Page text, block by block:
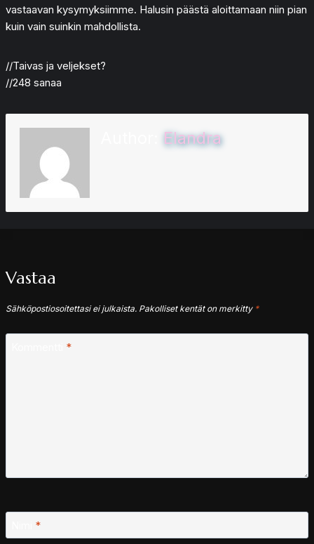
vastaavan kysymyksiimme. Halusin päästä aloittamaan niin pian
kuin vain suinkin mahdollista.
//Taivas ja veljekset?
//248 sanaa
Elandra
Vastaa
Sähköpostiosoitettasi ei julkaista. Pakolliset kentät on merkitty *
*
*